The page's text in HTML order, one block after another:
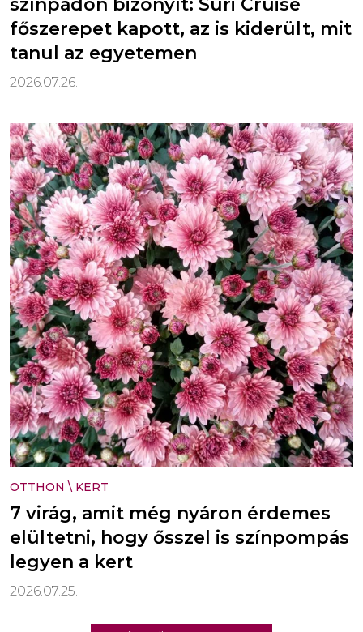
színpadon bizonyít: Suri Cruise
főszerepet kapott, az is kiderült, mit
tanul az egyetemen
2026.07.26.
OTTHON \ KERT
7 virág, amit még nyáron érdemes
elültetni, hogy ősszel is színpompás
legyen a kert
2026.07.25.